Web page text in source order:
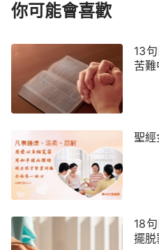
全能者啊，你的作為大哉
啟示錄 16:7
我又聽見祭壇中有聲
你可能會喜歡
13
苦
聖
18
擺脱